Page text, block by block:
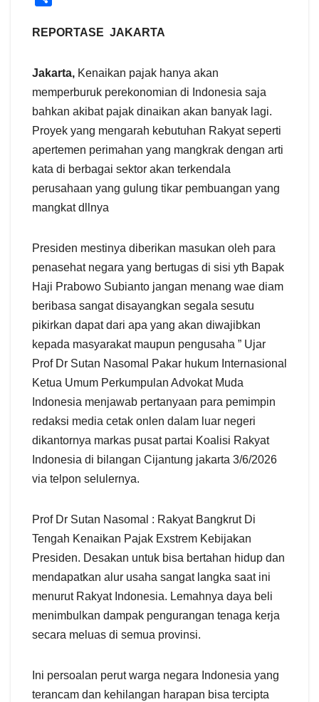
a
REPORTASE JAKARTA
Jakarta, Kenaikan pajak hanya akan
memperburuk perekonomian di Indonesia saja
bahkan akibat pajak dinaikan akan banyak lagi.
Proyek yang mengarah kebutuhan Rakyat seperti
apertemen perimahan yang mangkrak dengan arti
kata di berbagai sektor akan terkendala
perusahaan yang gulung tikar pembuangan yang
mangkat dllnya
Presiden mestinya diberikan masukan oleh para
penasehat negara yang bertugas di sisi yth Bapak
Haji Prabowo Subianto jangan menang wae diam
beribasa sangat disayangkan segala sesutu
pikirkan dapat dari apa yang akan diwajibkan
kepada masyarakat maupun pengusaha ” Ujar
Prof Dr Sutan Nasomal Pakar hukum Internasional
Ketua Umum Perkumpulan Advokat Muda
Indonesia menjawab pertanyaan para pemimpin
redaksi media cetak onlen dalam luar negeri
dikantornya markas pusat partai Koalisi Rakyat
Indonesia di bilangan Cijantung jakarta 3/6/2026
via telpon selulernya.
Prof Dr Sutan Nasomal : Rakyat Bangkrut Di
Tengah Kenaikan Pajak Exstrem Kebijakan
Presiden. Desakan untuk bisa bertahan hidup dan
mendapatkan alur usaha sangat langka saat ini
menurut Rakyat Indonesia. Lemahnya daya beli
menimbulkan dampak pengurangan tenaga kerja
secara meluas di semua provinsi.
Ini persoalan perut warga negara Indonesia yang
terancam dan kehilangan harapan bisa tercipta